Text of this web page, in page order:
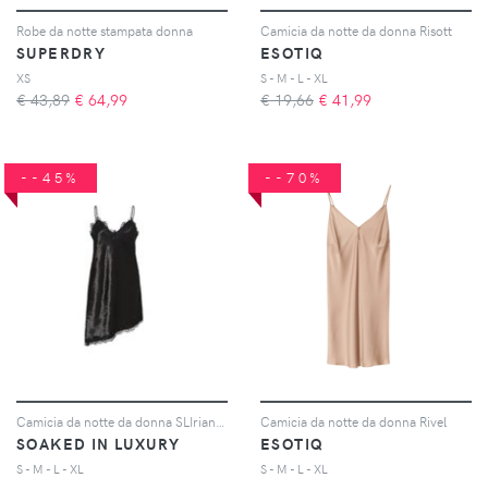
Robe da notte stampata donna
SUPERDRY
XS
€ 43,89 € 64,99
Camicia da notte da donna Risott
ESOTIQ
S - M - L - XL
€ 19,66 € 41,99
--45%
SOAKED IN LUXURY
S - M - L - XL
--70%
Camicia da notte da donna Rivel
ESOTIQ
S - M - L - XL